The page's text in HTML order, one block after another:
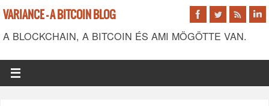
VARIANCE - A BITCOIN BLOG
A BLOCKCHAIN, A BITCOIN ÉS AMI MÖGÖTTE VAN.